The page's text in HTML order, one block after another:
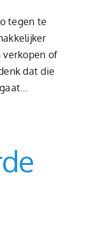
tegen te
verkopen of
dat die